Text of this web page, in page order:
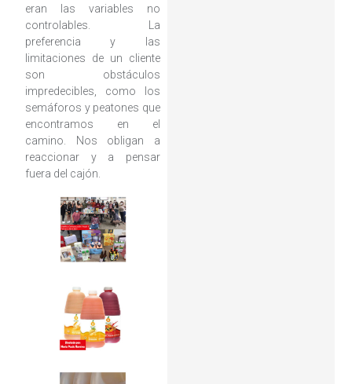
eran las variables no
controlables. La
preferencia y las
limitaciones de un cliente
son obstáculos
impredecibles, como los
semáforos y peatones que
encontramos en el
camino. Nos obligan a
reaccionar y a pensar
fuera del cajón.